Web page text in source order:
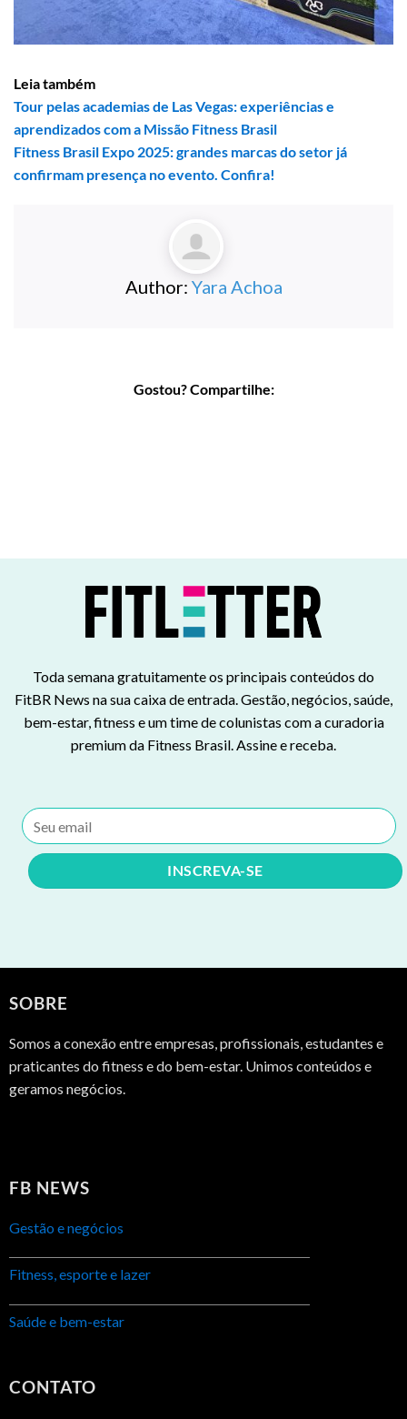
Leia também
Tour pelas academias de Las Vegas: experiências e
aprendizados com a Missão Fitness Brasil
Fitness Brasil Expo 2025: grandes marcas do setor já
confirmam presença no evento. Confira!
Author: Yara Achoa
Gostou? Compartilhe:
Toda semana gratuitamente os principais conteúdos do
FitBR News na sua caixa de entrada. Gestão, negócios, saúde,
bem-estar, fitness e um time de colunistas com a curadoria
premium da Fitness Brasil. Assine e receba.
SOBRE
Somos a conexão entre empresas, profissionais, estudantes e
praticantes do fitness e do bem-estar. Unimos conteúdos e
geramos negócios.
FB NEWS
Gestão e negócios
Fitness, esporte e lazer
Saúde e bem-estar
CONTATO